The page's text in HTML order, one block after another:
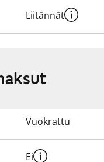
Liitännät
Vuokrattu
Ei